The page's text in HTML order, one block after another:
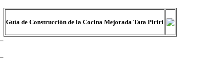
Guía de Construcción de la Cocina Mejorada Tata Piriri